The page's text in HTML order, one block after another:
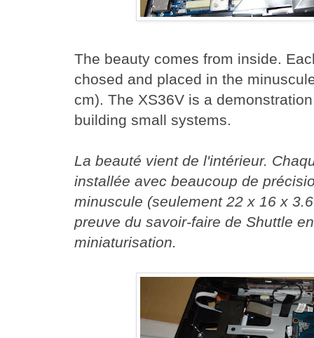
The beauty comes from inside.
chosed and placed in the
cm). The XS36V is a
building small systems.
La beauté vient de l'intérieur.
installée avec beaucoup de
minuscule (seulement 22 x 16 x
preuve du savoir-faire de Shuttle
miniaturisation.